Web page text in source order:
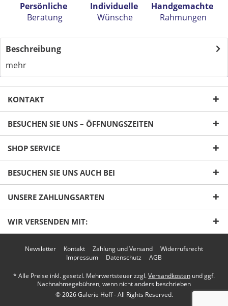
Ich habe dieDatenschutzerklärunggelesen,
verstanden und stimme zu. *
Senden
Persönliche
Beratung
Individuelle
Wünsche
Handgemachte
Rahmungen
Beschreibung
mehr
KONTAKT
BESUCHEN SIE UNS – ÖFFNUNGSZEITEN
SHOP SERVICE
BESUCHEN SIE UNS AUCH BEI
UNSERE ZAHLUNGSARTEN
WIR VERSENDEN MIT:
Newsletter Kontakt Zahlung und Versand
Widerrufsrecht
Impressum
Datenschutz AGB
* Alle Preise inkl. gesetzl. Mehrwertsteuer zzgl.Versandkosten und ggf.
Nachnahmegebühren, wenn nicht anders beschrieben
© 2026 Galerie Hoff - All Rights Reserved.